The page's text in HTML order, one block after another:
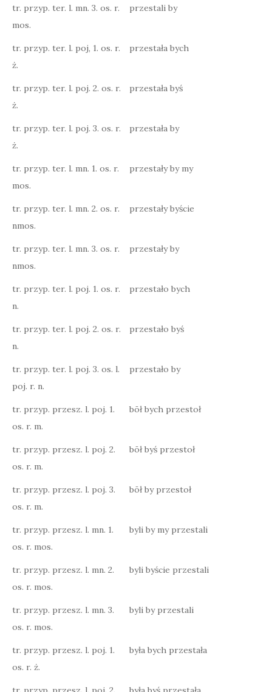
tr. przyp. ter. l. mn. 3. os. r.
mos.
przestali by
tr. przyp. ter. l. poj, 1. os. r.
ż.
przestała bych
tr. przyp. ter. l. poj. 2. os. r.
ż.
przestała byś
tr. przyp. ter. l. poj. 3. os. r.
ż.
przestała by
tr. przyp. ter. l. mn. 1. os. r.
mos.
przestały by my
tr. przyp. ter. l. mn. 2. os. r.
nmos.
przestały byście
tr. przyp. ter. l. mn. 3. os. r.
nmos.
przestały by
tr. przyp. ter. l. poj. 1. os. r.
n.
przestało bych
tr. przyp. ter. l. poj. 2. os. r.
n.
przestało byś
tr. przyp. ter. l. poj. 3. os. l.
poj. r. n.
przestało by
tr. przyp. przesz. l. poj. 1.
os. r. m.
bōł bych przestoł
tr. przyp. przesz. l. poj. 2.
os. r. m.
bōł byś przestoł
tr. przyp. przesz. l. poj. 3.
os. r. m.
bōł by przestoł
tr. przyp. przesz. l. mn. 1.
os. r. mos.
byli by my przestali
tr. przyp. przesz. l. mn. 2.
os. r. mos.
byli byście przestali
tr. przyp. przesz. l. mn. 3.
os. r. mos.
byli by przestali
tr. przyp. przesz. l. poj. 1.
os. r. ż.
była bych przestała